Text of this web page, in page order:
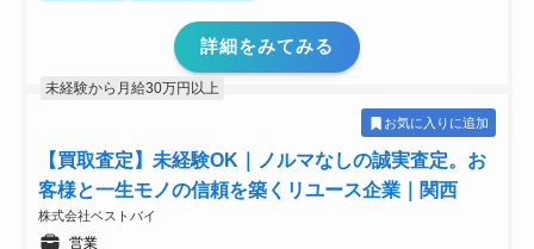
詳細をみてみる
未経験から月給30万円以上
お気に入りに追加
【買取査定】未経験OK｜ノルマなしの誠実査定。お
客様と一生モノの信頼を築くリユース企業｜関西
株式会社ベストバイ
営業